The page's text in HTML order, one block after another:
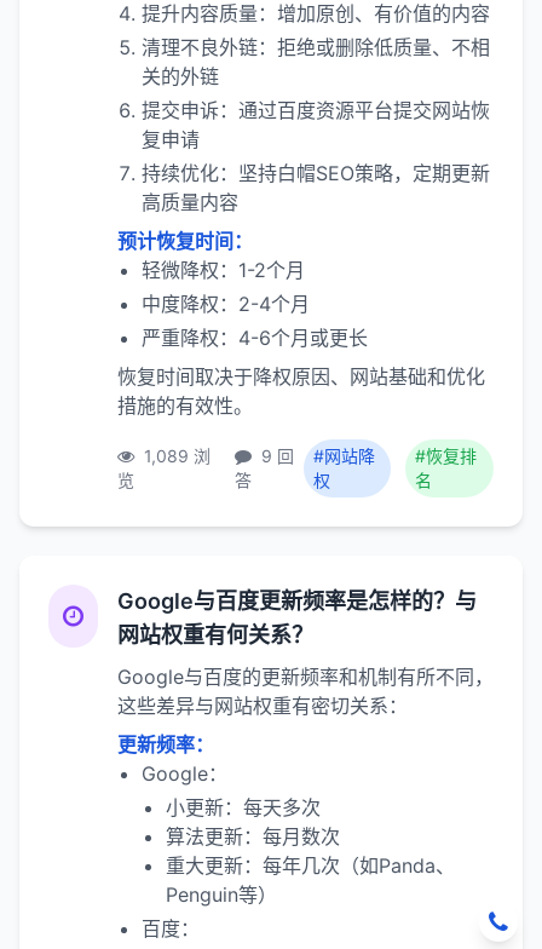
提升内容质量：增加原创、有价值的内容
清理不良外链：拒绝或删除低质量、不相
关的外链
提交申诉：通过百度资源平台提交网站恢
复申请
持续优化：坚持白帽SEO策略，定期更新
高质量内容
预计恢复时间：
轻微降权：1-2个月
中度降权：2-4个月
严重降权：4-6个月或更长
恢复时间取决于降权原因、网站基础和优化
措施的有效性。
1,089 浏
览
9 回
答
#网站降
权
#恢复排
名
Google与百度更新频率是怎样的？与
网站权重有何关系？
Google与百度的更新频率和机制有所不同，
这些差异与网站权重有密切关系：
更新频率：
Google：
小更新：每天多次
算法更新：每月数次
重大更新：每年几次（如Panda、
Penguin等）
百度：